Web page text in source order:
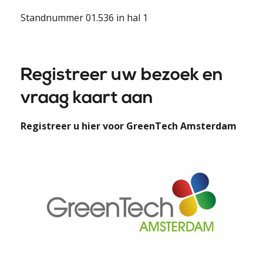
Standnummer 01.536 in hal 1
Registreer uw bezoek en
vraag kaart aan
Registreer u hier voor GreenTech Amsterdam